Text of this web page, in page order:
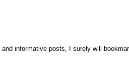
informative posts, I surely will